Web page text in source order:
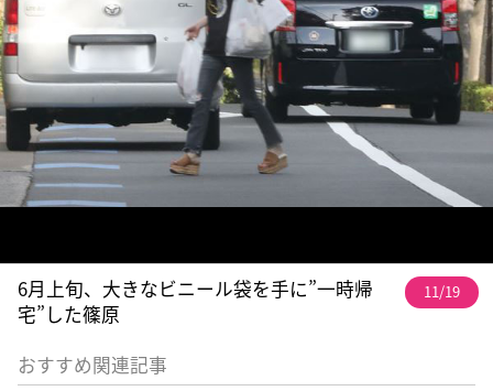
6月上旬、大きなビニール袋を手に”一時帰
宅”した篠原
11/19
おすすめ関連記事